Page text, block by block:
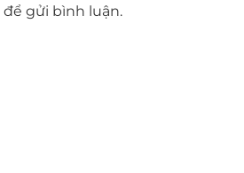
để gửi bình luận.